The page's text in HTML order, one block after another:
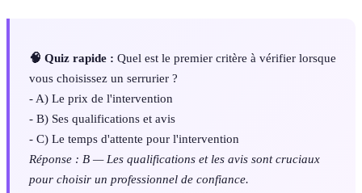
🧠 Quiz rapide : Quel est le premier critère à vérifier lorsque
vous choisissez un serrurier ?
- A) Le prix de l'intervention
- B) Ses qualifications et avis
- C) Le temps d'attente pour l'intervention
Réponse : B — Les qualifications et les avis sont cruciaux
pour choisir un professionnel de confiance.